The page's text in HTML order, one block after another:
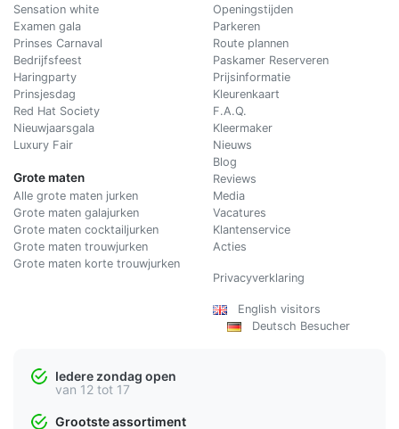
Sensation white
Examen gala
Prinses Carnaval
Bedrijfsfeest
Haringparty
Prinsjesdag
Red Hat Society
Nieuwjaarsgala
Luxury Fair
Grote maten
Alle grote maten jurken
Grote maten galajurken
Grote maten cocktailjurken
Grote maten trouwjurken
Grote maten korte trouwjurken
Openingstijden
Parkeren
Route plannen
Paskamer Reserveren
Prijsinformatie
Kleurenkaart
F.A.Q.
Kleermaker
Nieuws
Blog
Reviews
Media
Vacatures
Klantenservice
Acties
Privacyverklaring
English visitors
Deutsch Besucher
Iedere zondag open
van 12 tot 17
Grootste assortiment